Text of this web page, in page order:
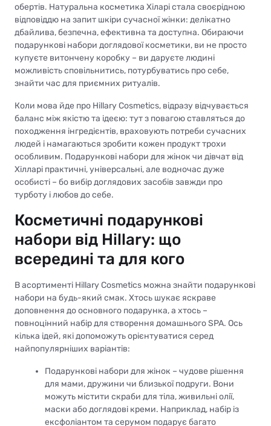
обертів. Натуральна косметика Хіларі стала своєрідною
відповіддю на запит шкіри сучасної жінки: делікатно
дбайлива, безпечна, ефективна та доступна. Обираючи
подарункові набори доглядової косметики, ви не просто
купуєте витончену коробку – ви даруєте людині
можливість сповільнитись, потурбуватись про себе,
знайти час для приємних ритуалів.
Коли мова йде про Hillary Cosmetics, відразу відчувається
баланс між якістю та ідеєю: тут з повагою ставляться до
походження інгредієнтів, враховують потреби сучасних
людей і намагаються зробити кожен продукт трохи
особливим. Подарункові набори для жінок чи дівчат від
Хілларі практичні, універсальні, але водночас дуже
особисті – бо вибір доглядових засобів завжди про
турботу і любов до себе.
Косметичні подарункові
набори від Hillary: що
всередині та для кого
В асортименті Hillary Cosmetics можна знайти подарункові
набори на будь-який смак. Хтось шукає яскраве
доповнення до основного подарунка, а хтось –
повноцінний набір для створення домашнього SPA. Ось
кілька ідей, які допоможуть орієнтуватися серед
найпопулярніших варіантів:
Подарункові набори для жінок – чудове рішення
для мами, дружини чи близької подруги. Вони
можуть містити скраби для тіла, живильні олії,
маски або доглядові креми. Наприклад, набір із
ексфоліантом та серумом подарує багато